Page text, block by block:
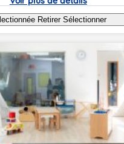
RetirerSélectionner